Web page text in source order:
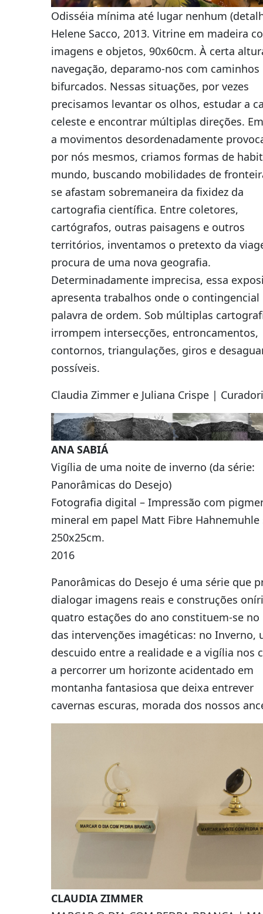
Odisséia mínima até lugar nenhum
Helene Sacco, 2013. Vitrine em madeira
imagens e objetos, 90x60cm. À certa
navegação, deparamo-nos com caminhos
bifurcados. Nessas situações, por vezes
precisamos levantar os olhos, estudar a
celeste e encontrar múltiplas direções.
a movimentos desordenadamente
por nós mesmos, criamos formas de
mundo, buscando mobilidades de
se afastam sobremaneira da fixidez da
cartografia científica. Entre coletores,
cartógrafos, outras paisagens e outros
territórios, inventamos o pretexto da
procura de uma nova geografia.
Determinadamente imprecisa, essa
apresenta trabalhos onde o contingencial
palavra de ordem. Sob múltiplas
irrompem intersecções, entroncamentos,
contornos, triangulações, giros e
possíveis.
Claudia Zimmer e Juliana Crispe |
ANA SABIÁ
Vigília de uma noite de inverno (da série:
Panorâmicas do Desejo)
Fotografia digital – Impressão com
mineral em papel Matt Fibre Hahnemuhle
250x25cm.
2016
Panorâmicas do Desejo é uma série que
dialogar imagens reais e construções
quatro estações do ano constituem-se
das intervenções imagéticas: no Inverno,
descuido entre a realidade e a vigília nos
a percorrer um horizonte acidentado em
montanha fantasiosa que deixa entrever
cavernas escuras, morada dos nossos
CLAUDIA ZIMMER